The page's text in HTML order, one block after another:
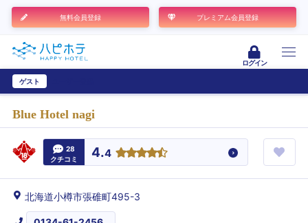
無料会員登録 プレミアム会員登録
ログイン
ゲスト
Blue Hotel nagi
28
クチコミ
4.4
北海道小樽市張碓町495-3